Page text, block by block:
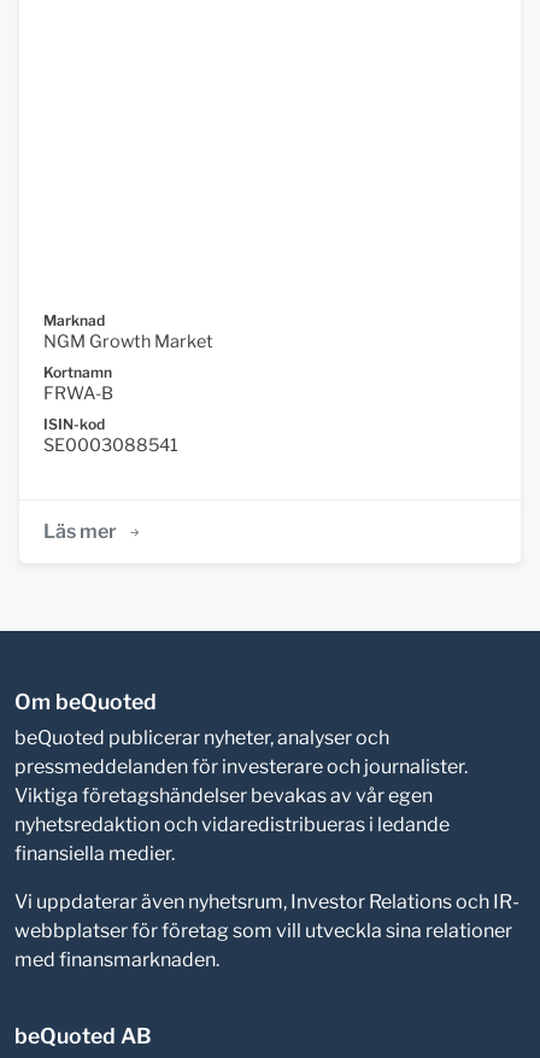
Marknad
NGM Growth Market
Kortnamn
FRWA-B
ISIN-kod
SE0003088541
Läs mer
Om beQuoted
beQuoted publicerar nyheter, analyser och
pressmeddelanden för investerare och journalister.
Viktiga företagshändelser bevakas av vår egen
nyhetsredaktion och vidaredistribueras i ledande
finansiella medier.
Vi uppdaterar även nyhetsrum, Investor Relations och IR-
webbplatser för företag som vill utveckla sina relationer
med finansmarknaden.
beQuoted AB